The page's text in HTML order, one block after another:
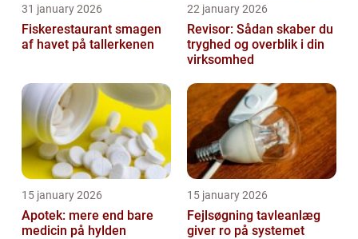
31 january 2026
Fiskerestaurant smagen
af havet på tallerkenen
22 january 2026
Revisor: Sådan skaber du
tryghed og overblik i din
virksomhed
15 january 2026
Apotek: mere end bare
medicin på hylden
15 january 2026
Fejlsøgning tavleanlæg
giver ro på systemet